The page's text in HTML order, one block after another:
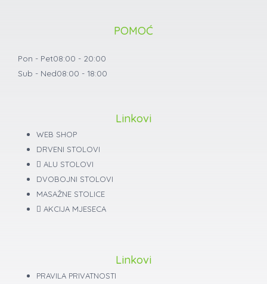
POMOĆ
Pon - Pet08:00 - 20:00
Sub - Ned08:00 - 18:00
Linkovi
WEB SHOP
DRVENI STOLOVI
ALU STOLOVI
DVOBOJNI STOLOVI
MASAŽNE STOLICE
AKCIJA MJESECA
Linkovi
PRAVILA PRIVATNOSTI